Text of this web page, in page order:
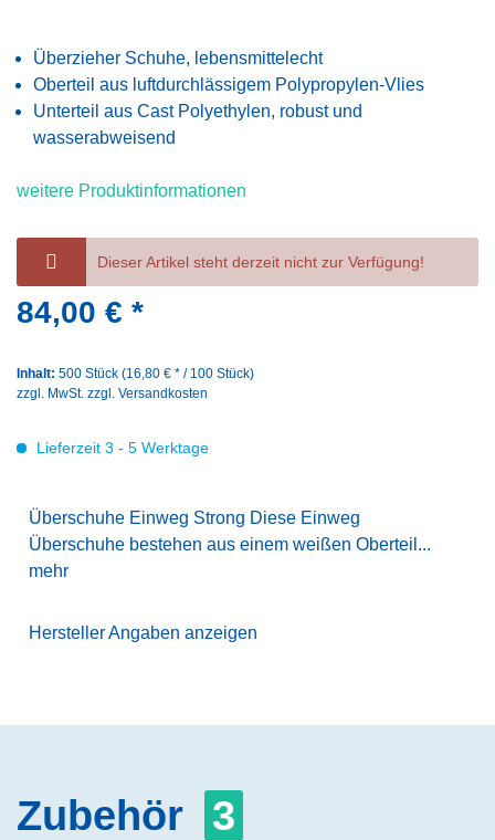
Überzieher Schuhe, lebensmittelecht
Oberteil aus luftdurchlässigem Polypropylen-Vlies
Unterteil aus Cast Polyethylen, robust und
wasserabweisend
weitere Produktinformationen
Dieser Artikel steht derzeit nicht zur Verfügung!
84,00 € *
Inhalt: 500 Stück (16,80 € * / 100 Stück)
zzgl. MwSt. zzgl. Versandkosten
Lieferzeit 3 - 5 Werktage
Überschuhe Einweg Strong Diese Einweg
Überschuhe bestehen aus einem weißen Oberteil...
mehr
Hersteller Angaben anzeigen
Zubehör 3